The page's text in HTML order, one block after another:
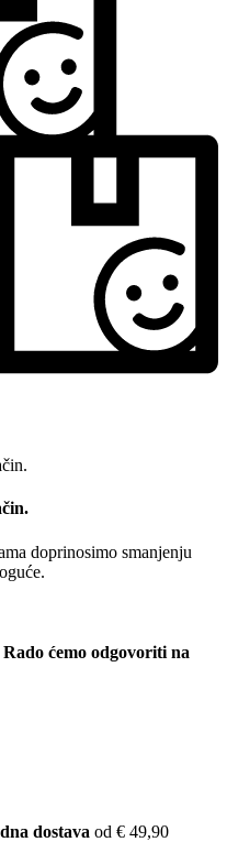
doprinosimo smanjenju
ćemo odgovoriti na
dostava od € 49,90